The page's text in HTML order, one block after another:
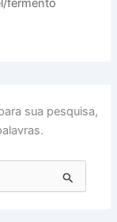
fermento
sua pesquisa,